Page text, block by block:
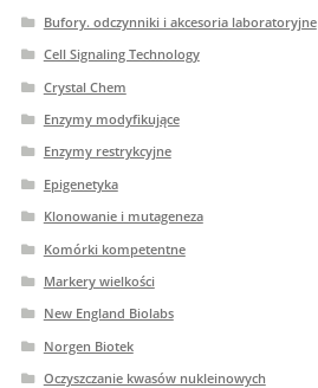
Bufory. odczynniki i akcesoria laboratoryjne
Cell Signaling Technology
Crystal Chem
Enzymy modyfikujące
Enzymy restrykcyjne
Epigenetyka
Klonowanie i mutageneza
Komórki kompetentne
Markery wielkości
New England Biolabs
Norgen Biotek
Oczyszczanie kwasów nukleinowych